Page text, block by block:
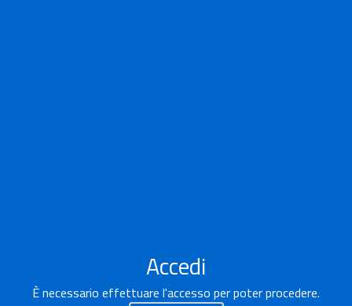
Accedi
È necessario effettuare l'accesso per poter procedere.